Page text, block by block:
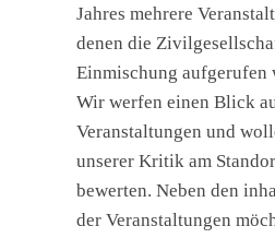
Jahres mehrere
denen die
Einmischung aufgerufen
Wir werfen einen Blick
Veranstaltungen und
unserer Kritik am
bewerten. Neben den
der Veranstaltungen